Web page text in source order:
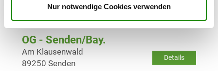
Nur notwendige Cookies verwenden
89284 Pfaffenhofen-Kadeltshofen
OG - Senden/Bay.
Details
Am Klausenwald
89250 Senden